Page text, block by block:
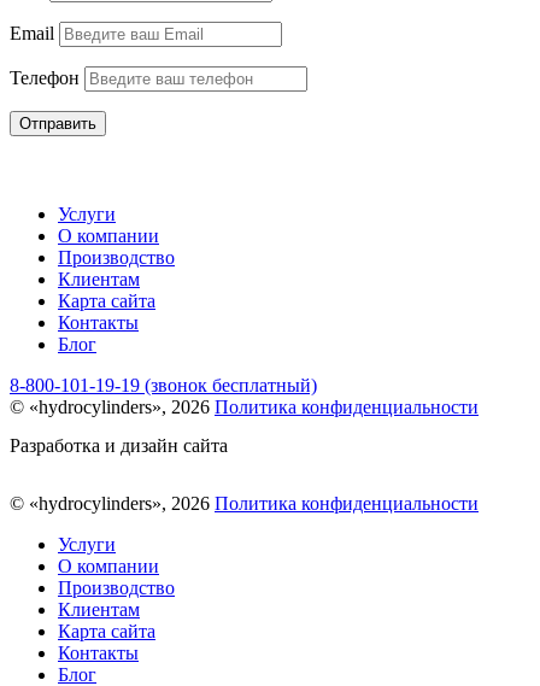
Email
Телефон
Отправить
Услуги
О компании
Производство
Клиентам
Карта сайта
Контакты
Блог
8-800-101-19-19 (звонок бесплатный)
© «hydrocylinders», 2026 Политика конфиденциальности
Разработка и дизайн сайта
© «hydrocylinders», 2026 Политика конфиденциальности
Услуги
О компании
Производство
Клиентам
Карта сайта
Контакты
Блог